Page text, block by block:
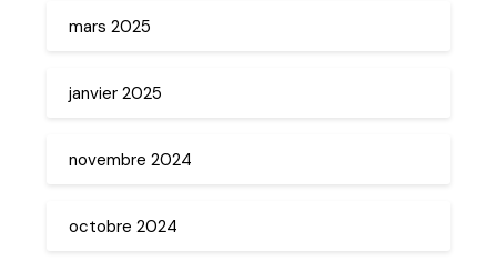
mars 2025
janvier 2025
novembre 2024
octobre 2024